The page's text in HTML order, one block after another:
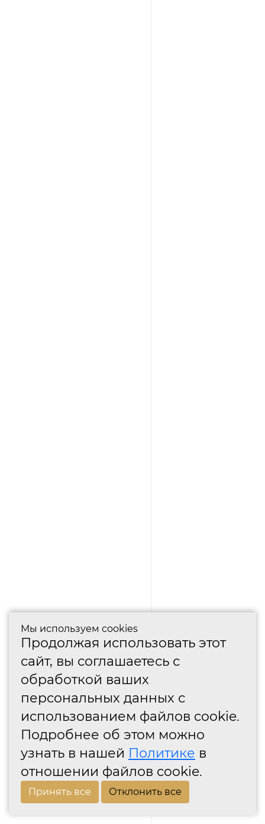
Мы используем cookies
Продолжая использовать этот
сайт, вы соглашаетесь с
обработкой ваших
персональных данных с
использованием файлов cookie.
Подробнее об этом можно
узнать в нашей Политике в
отношении файлов cookie.
Принять все Отклонить все